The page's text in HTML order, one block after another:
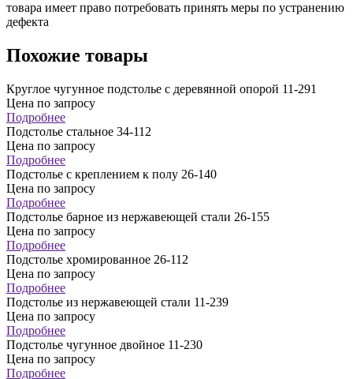
товара имеет право потребовать принять меры по устранению
дефекта
Похожие товары
Круглое чугунное подстолье с деревянной опорой 11-291
Цена по запросу
Подробнее
Подстолье стальное 34-112
Цена по запросу
Подробнее
Подстолье с креплением к полу 26-140
Цена по запросу
Подробнее
Подстолье барное из нержавеющей стали 26-155
Цена по запросу
Подробнее
Подстолье хромированное 26-112
Цена по запросу
Подробнее
Подстолье из нержавеющей стали 11-239
Цена по запросу
Подробнее
Подстолье чугунное двойное 11-230
Цена по запросу
Подробнее